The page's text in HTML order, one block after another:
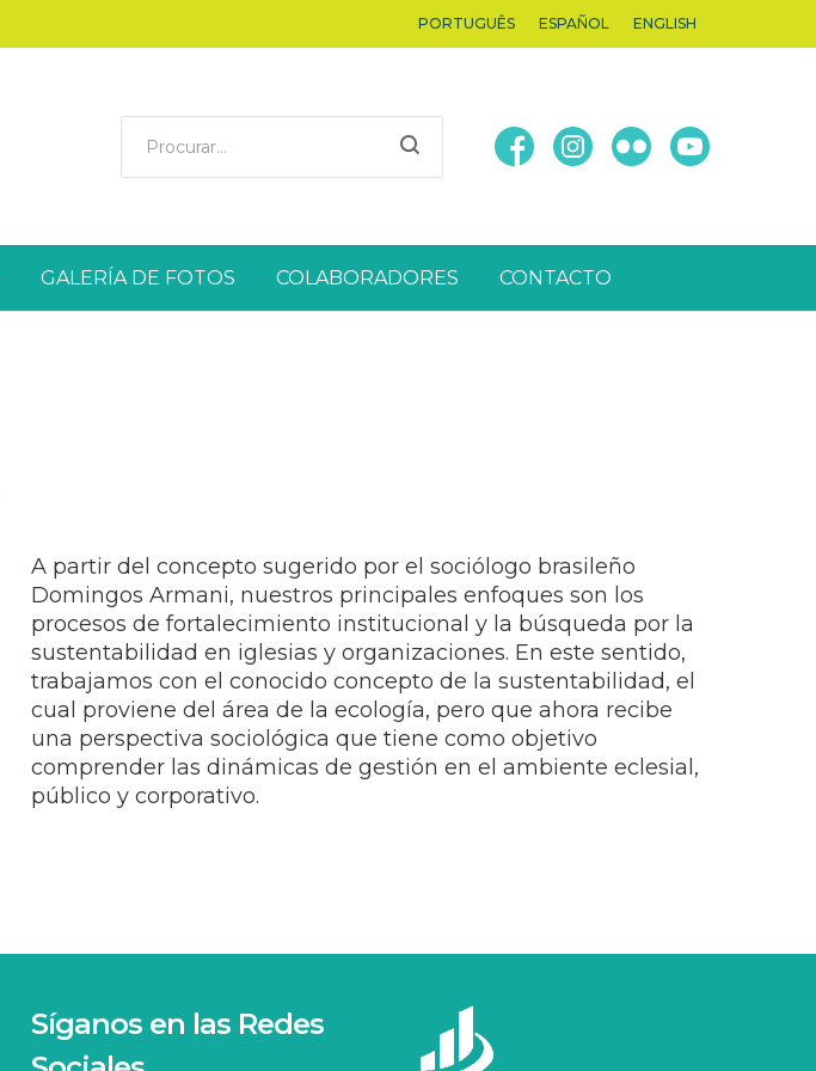
PORTUGUÊS ESPAÑOL ENGLISH
GALERÍA DE FOTOS COLABORADORES CONTACTO
A partir del concepto sugerido por el sociólogo brasileño
Domingos Armani, nuestros principales enfoques son los
procesos de fortalecimiento institucional y la búsqueda por la
sustentabilidad en iglesias y organizaciones. En este sentido,
trabajamos con el conocido concepto de la sustentabilidad, el
cual proviene del área de la ecología, pero que ahora recibe
una perspectiva sociológica que tiene como objetivo
comprender las dinámicas de gestión en el ambiente eclesial,
público y corporativo.
Síganos en las Redes